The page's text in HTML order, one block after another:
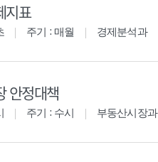
지표
주기 : 매월 경제분석과
안정대책
주기 : 수시 부동산시장과